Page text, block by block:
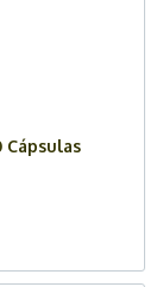
Cápsulas